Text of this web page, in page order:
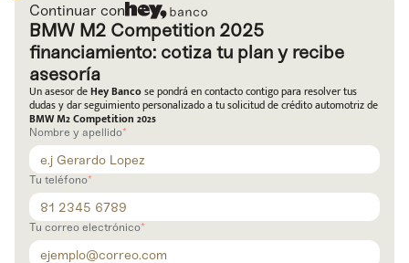
Escríbenos
+528121278366
Código
Postal
Ingresar
Continuar con
BMW M2 Competition 2025
financiamiento: cotiza tu plan y recibe
asesoría
Un asesor deHey Bancose pondrá en contacto contigo para resolver tus
dudas y dar seguimiento personalizado a tu solicitud de crédito automotriz de
BMW M2 Competition 2025
Nombre y apellido
Tu teléfono
Tu correo electrónico